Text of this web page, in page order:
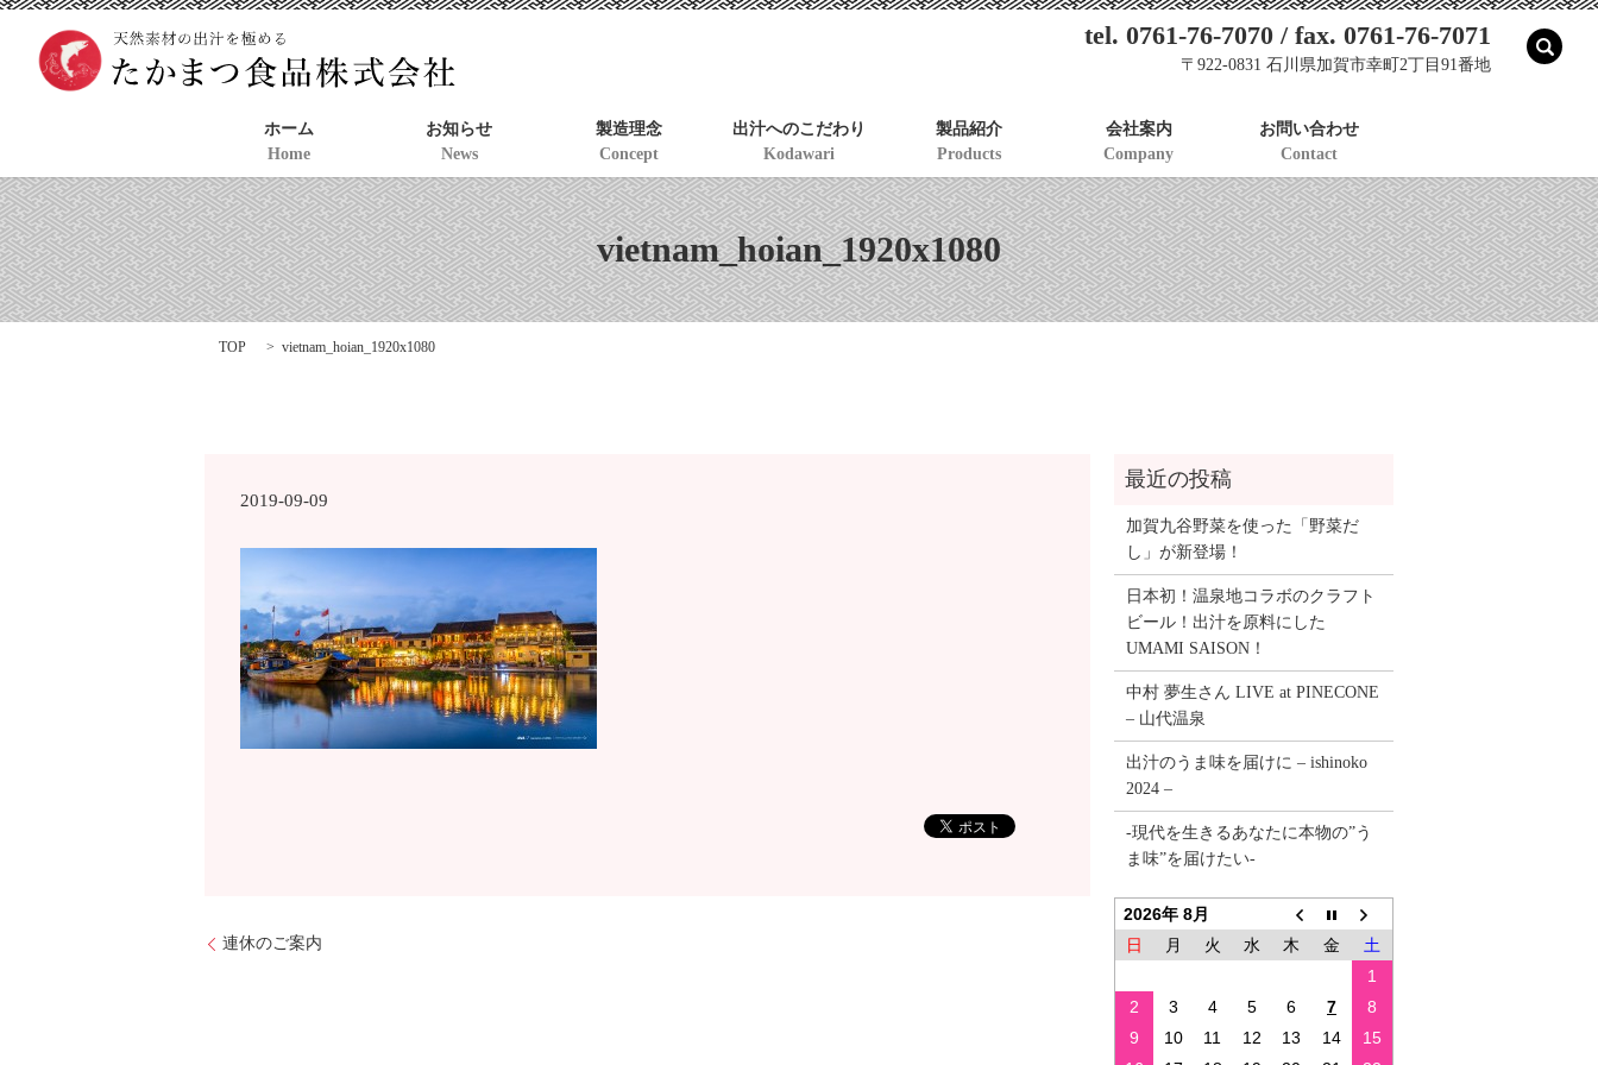
tel. 0761-76-7070 / fax. 0761-76-7071
〒922-0831 石川県加賀市幸町2丁目91番地
ホーム
Home
お知らせ
News
製造理念
Concept
出汁へのこだわり
Kodawari
製品紹介
Products
会社案内
Company
お問い合わせ
Contact
vietnam_hoian_1920x1080
TOP vietnam_hoian_1920x1080
2019-09-09
連休のご案内
加賀九谷野菜を使った「野菜だ
し」が新登場！
日本初！温泉地コラボのクラフト
ビール！出汁を原料にした
UMAMI SAISON！
中村 夢生さん LIVE at PINECONE
– 山代温泉
出汁のうま味を届けに – ishinoko
2024 –
-現代を生きるあなたに本物の”う
ま味”を届けたい-
2026年 8月
日
月 火 水 木 金
土
1
2
3 4 5 6 7
8
9
10 11 12 13 14
15